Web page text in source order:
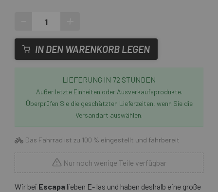
IN DEN WARENKORB LEGEN
LIEFERUNG IN 72 STUNDEN
Außer letzte Einheiten oder Ausverkaufsprodukte.
Überprüfen Sie die geschätzten Lieferzeiten, wenn Sie die
Versandart auswählen.
Das Fahrrad ist zu 100 % eingestellt und fahrbereit
Nur noch wenige Teile verfügbar
Wir bei Escapa lieben E- las und haben deshalb eine große